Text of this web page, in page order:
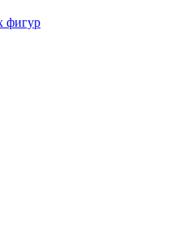
фигур